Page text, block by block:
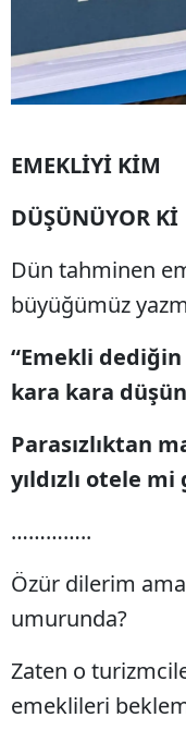
EMEKLİYİ KİM
DÜŞÜNÜYOR Kİ
Dün tahminen
büyüğümüz
“Emekli
kara kara
Parasızlıktan
yıldızlı otele mi
…………..
Özür dilerim
umurunda?
Zaten o
emeklileri